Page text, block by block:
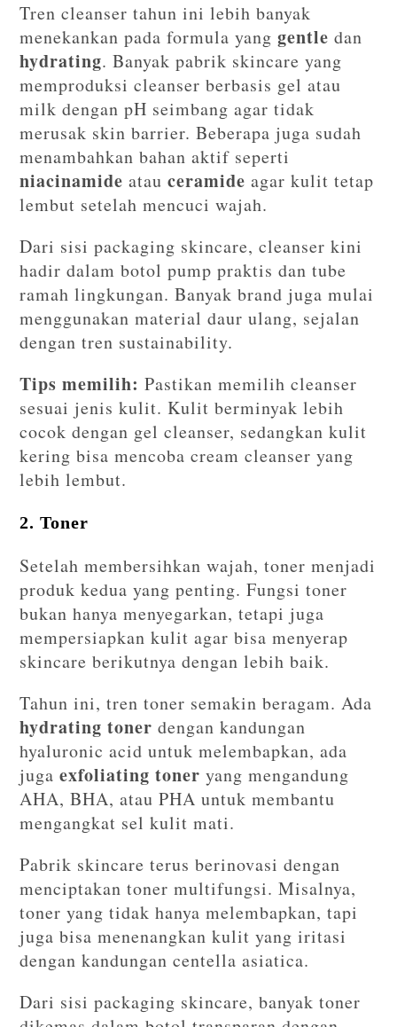
Tren cleanser tahun ini lebih banyak
menekankan pada formula yanggentle dan
hydrating. Banyak pabrik skincare yang
memproduksi cleanser berbasis gel atau
milk dengan pH seimbang agar tidak
merusak skin barrier. Beberapa juga sudah
menambahkan bahan aktif seperti
niacinamide atauceramide agar kulit tetap
lembut setelah mencuci wajah.
Dari sisi packaging skincare, cleanser kini
hadir dalam botol pump praktis dan tube
ramah lingkungan. Banyak brand juga mulai
menggunakan material daur ulang, sejalan
dengan tren sustainability.
Tips memilih: Pastikan memilih cleanser
sesuai jenis kulit. Kulit berminyak lebih
cocok dengan gel cleanser, sedangkan kulit
kering bisa mencoba cream cleanser yang
lebih lembut.
2. Toner
Setelah membersihkan wajah, toner menjadi
produk kedua yang penting. Fungsi toner
bukan hanya menyegarkan, tetapi juga
mempersiapkan kulit agar bisa menyerap
skincare berikutnya dengan lebih baik.
Tahun ini, tren toner semakin beragam. Ada
hydrating toner dengan kandungan
hyaluronic acid untuk melembapkan, ada
jugaexfoliating toner yang mengandung
AHA, BHA, atau PHA untuk membantu
mengangkat sel kulit mati.
Pabrik skincare terus berinovasi dengan
menciptakan toner multifungsi. Misalnya,
toner yang tidak hanya melembapkan, tapi
juga bisa menenangkan kulit yang iritasi
dengan kandungan centella asiatica.
Dari sisi packaging skincare, banyak toner